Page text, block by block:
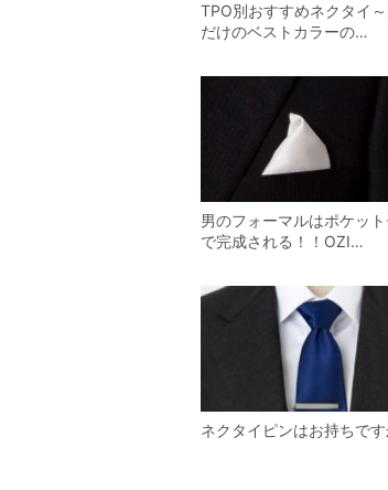
TPO別おすすめネクタイ
だけのベストカラーの…
男のフォーマルはポケッ
で完成される！！OZI…
ネクタイピンはお持ちです